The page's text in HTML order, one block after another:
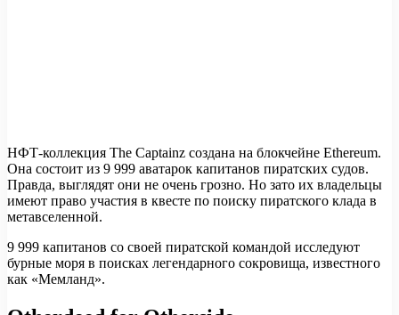
НФТ-коллекция The Captainz создана на блокчейне Ethereum.
Она состоит из 9 999 аватарок капитанов пиратских судов.
Правда, выглядят они не очень грозно. Но зато их владельцы
имеют право участия в квесте по поиску пиратского клада в
метавселенной.
9 999 капитанов со своей пиратской командой исследуют
бурные моря в поисках легендарного сокровища, известного
как «Мемланд».